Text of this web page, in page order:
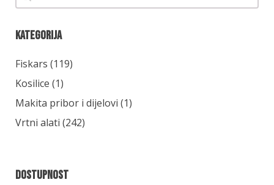
Kategorija
Kategorija
Fiskars (119)
Kosilice (1)
Makita pribor i dijelovi (1)
Vrtni alati (242)
Dostupnost